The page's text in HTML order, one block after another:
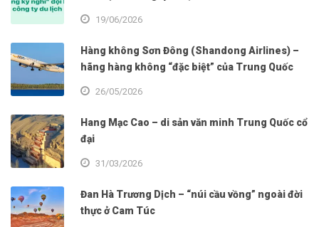
19/06/2026
Hàng không Sơn Đông (Shandong Airlines) –
hãng hàng không “đặc biệt” của Trung Quốc
26/05/2026
Hang Mạc Cao – di sản văn minh Trung Quốc cổ
đại
31/03/2026
Đan Hà Trương Dịch – “núi cầu vồng” ngoài đời
thực ở Cam Túc